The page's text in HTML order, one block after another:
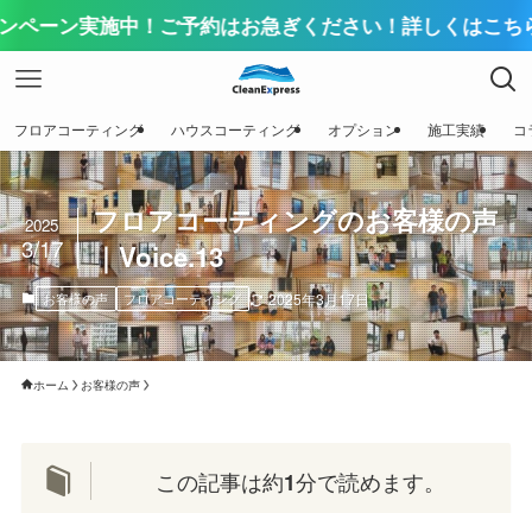
施中！ご予約はお急ぎください！詳しくはこちらをク
フロアコーティング ハウスコーティング オプション 施工実績
フロアコーティングのお客様の声
｜Voice.13
2025
3/17
お客様の声 フロアコーティング 2025年3月17日
ホーム お客様の声
この記事は約1分で読めます。